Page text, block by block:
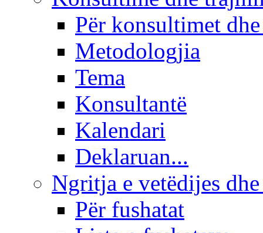
Për konsultimet
Metodologjia
Tema
Konsultantë
Kalendari
Deklaruan...
Ngritja e vetëdijes
Për fushatat